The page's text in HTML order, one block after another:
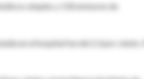
simples y 118 emisores de
en el hospital fue del 2,3 por ciento.